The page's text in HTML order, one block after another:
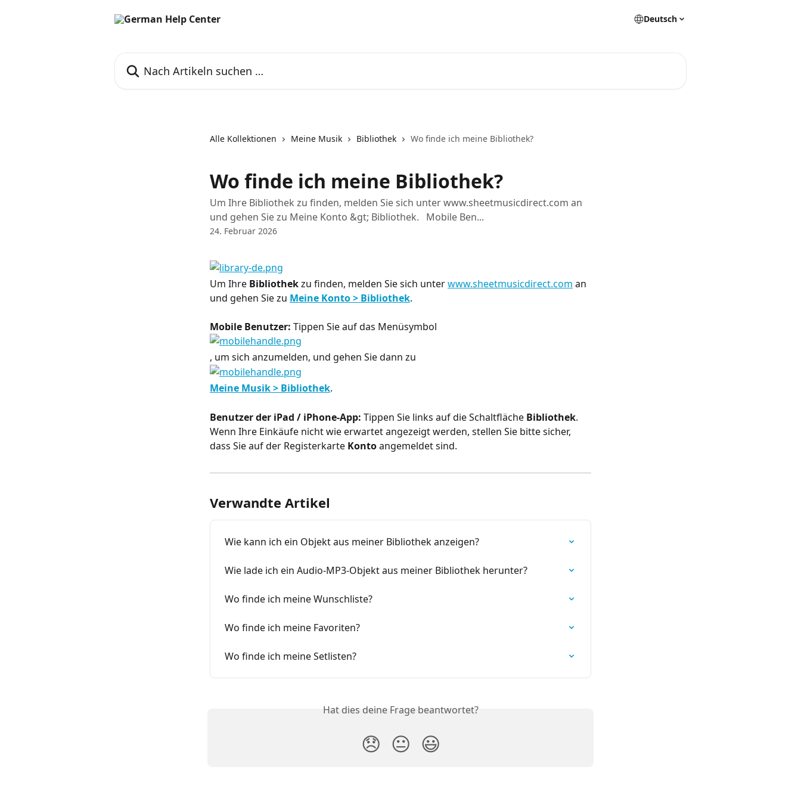
Deutsch
Alle Kollektionen Meine Musik Bibliothek Wo finde ich meine Bibliothek?
Wo finde ich meine Bibliothek?
Um Ihre Bibliothek zu finden, melden Sie sich unter www.sheetmusicdirect.com an
und gehen Sie zu Meine Konto &gt; Bibliothek. Mobile Ben...
24. Februar 2026
Um Ihre Bibliothek zu finden, melden Sie sich unter www.sheetmusicdirect.com an
und gehen Sie zu Meine Konto > Bibliothek.
Mobile Benutzer: Tippen Sie auf das Menüsymbol
, um sich anzumelden, und gehen Sie dann zu
Meine Musik > Bibliothek.
Benutzer der iPad / iPhone-App: Tippen Sie links auf die Schaltfläche Bibliothek.
Wenn Ihre Einkäufe nicht wie erwartet angezeigt werden, stellen Sie bitte sicher,
dass Sie auf der Registerkarte Konto angemeldet sind.
Verwandte Artikel
Wie kann ich ein Objekt aus meiner Bibliothek anzeigen?
Wie lade ich ein Audio-MP3-Objekt aus meiner Bibliothek herunter?
Wo finde ich meine Wunschliste?
Wo finde ich meine Favoriten?
Wo finde ich meine Setlisten?
Hat dies deine Frage beantwortet?
😞 😐 😃